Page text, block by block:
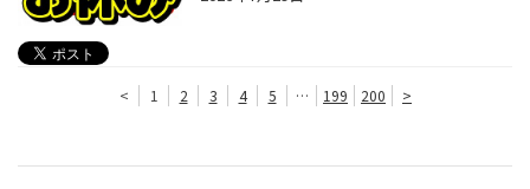
< 1 2 3 4 5 … 199 200 >